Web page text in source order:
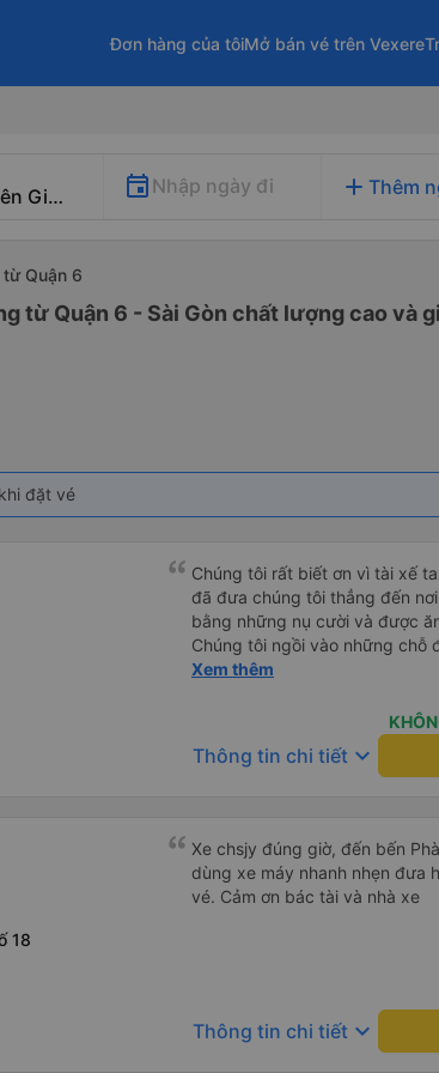
Đơn hàng của tôiMở bán vé trên Vexere
Nhập ngày đi add Thêm
Quận 6
từ Quận 6 - Sài Gòn chất lượng cao và
đặt vé
Chúng tôi rất biết ơn vì tài xế
đã đưa chúng tôi thẳng đến
bằng những nụ cười và được
Chúng tôi ngồi vào những chỗ
ngồi ở phía sau cùng của xe...
chúng tôi là một người lái xe
rất đẹp với những con kênh
Xem thêm
Thông tin chi tiết keyboard_arrow_down
18
Xe chsjy đúng giờ, đến bến
dùng xe máy nhanh nhẹn đưa
vé. Cảm ơn bác tài và nhà xe
Thông tin chi tiết keyboard_arrow_down